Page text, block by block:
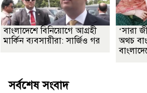
বাংলাদেশে বিনিয়োগে আগ্রহী
মার্কিন ব্যবসায়ীরা: সার্জিও গর
‘সারা
অথচ
সর্বশেষ সংবাদ